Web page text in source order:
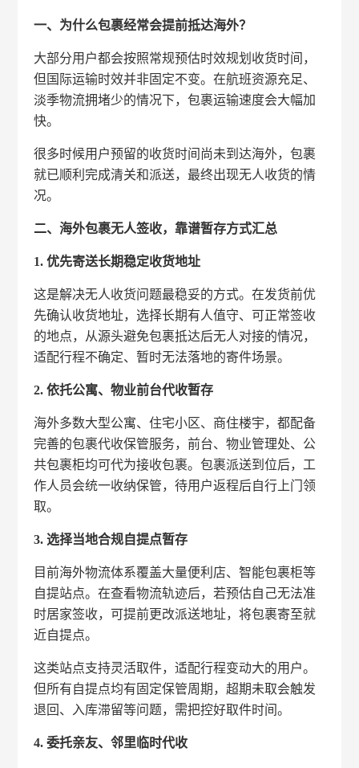
一、为什么包裹经常会提前抵达海外？
大部分用户都会按照常规预估时效规划收货时间，
但国际运输时效并非固定不变。在航班资源充足、
淡季物流拥堵少的情况下，包裹运输速度会大幅加
快。
很多时候用户预留的收货时间尚未到达海外，包裹
就已顺利完成清关和派送，最终出现无人收货的情
况。
二、海外包裹无人签收，靠谱暂存方式汇总
1. 优先寄送长期稳定收货地址
这是解决无人收货问题最稳妥的方式。在发货前优
先确认收货地址，选择长期有人值守、可正常签收
的地点，从源头避免包裹抵达后无人对接的情况，
适配行程不确定、暂时无法落地的寄件场景。
2. 依托公寓、物业前台代收暂存
海外多数大型公寓、住宅小区、商住楼宇，都配备
完善的包裹代收保管服务，前台、物业管理处、公
共包裹柜均可代为接收包裹。包裹派送到位后，工
作人员会统一收纳保管，待用户返程后自行上门领
取。
3. 选择当地合规自提点暂存
目前海外物流体系覆盖大量便利店、智能包裹柜等
自提站点。在查看物流轨迹后，若预估自己无法准
时居家签收，可提前更改派送地址，将包裹寄至就
近自提点。
这类站点支持灵活取件，适配行程变动大的用户。
但所有自提点均有固定保管周期，超期未取会触发
退回、入库滞留等问题，需把控好取件时间。
4. 委托亲友、邻里临时代收